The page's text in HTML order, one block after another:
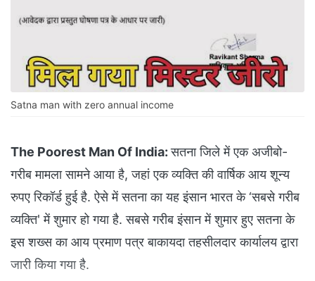
Satna man with zero annual income
The Poorest Man Of India:सतना जिले में एक अजीबो-
गरीब मामला सामने आया है, जहां एक व्यक्ति की वार्षिक आय शून्य
रुपए रिकॉर्ड हुई है. ऐसे में सतना का यह इंसान भारत के ‘सबसे गरीब
व्यक्ति' में शुमार हो गया है. सबसे गरीब इंसान में शुमार हुए सतना के
इस शख्स का आय प्रमाण पत्र बाकायदा तहसीलदार कार्यालय द्वारा
जारी किया गया है.